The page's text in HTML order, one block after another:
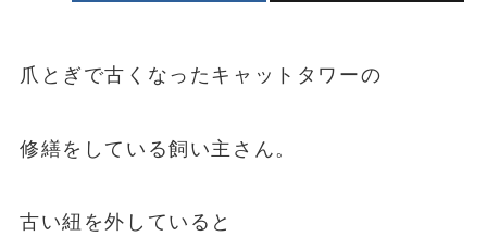
爪とぎで古くなったキャットタワーの
修繕をしている飼い主さん。
古い紐を外していると